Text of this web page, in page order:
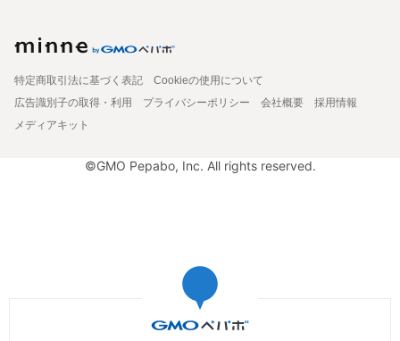
特定商取引法に基づく表記
Cookieの使用について
広告識別子の取得・利用
プライバシーポリシー 会社概要
採用情報
メディアキット
©GMO Pepabo, Inc. All rights reserved.